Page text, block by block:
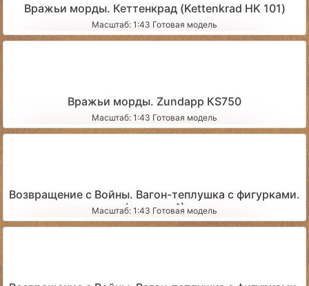
Вражьи морды. Кеттенкрад (Kettenkrad HK 101)
Масштаб: 1:43 Готовая модель
Вражьи морды. Zundapp КS750
Масштаб: 1:43 Готовая модель
Возвращение с Войны. Вагон-теплушка с фигурками.
(вариант 1)
Масштаб: 1:43 Готовая модель